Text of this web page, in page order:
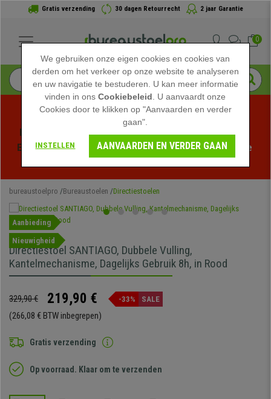
Gratis verzending 30 dagen Retourrecht 2 jaar Garantie
0
Profiteer van de Zomeruitverkoop bij bureaustoelpro!
Exclusieve kortingen voor een beperkte tijd - Bekijk de
bureaustoelpro Bureaustoelen Directiestoelen
Aanbieding
Nieuwigheid
Directiestoel SANTIAGO, Dubbele Vulling,
Kantelmechanisme, Dagelijks Gebruik 8h, in Rood
329,90 € 219,90 € -33% SALE
(266,08 € BTW inbegrepen)
Gratis verzending
Op voorraad. Klaar om te verzenden
We gebruiken onze eigen cookies en cookies van
derden om het verkeer op onze website te analyseren
en uw navigatie te bestuderen. U kan meer informatie
vinden in onsCookiebeleid . U aanvaardt onze
Cookies door te klikken op "Aanvaarden en verder
gaan".
INSTELLEN AANVAARDEN EN VERDER GAAN